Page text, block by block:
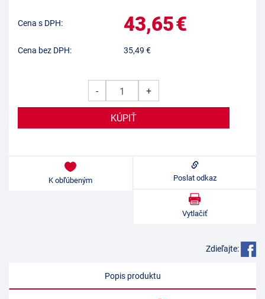
Cena s DPH: 43,65€
Cena bez DPH: 35,49 €
- +
K obľúbeným Poslat odkaz
Vytlačiť
Zdieľajte:
Popis produktu